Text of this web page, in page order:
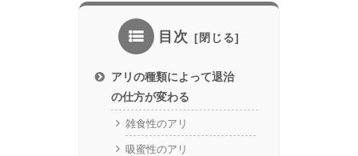
目次
アリの種類によって退治
の仕方が変わる
雑食性のアリ
吸蜜性のアリ